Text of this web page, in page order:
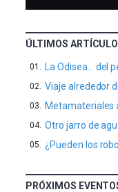
ÚLTIMOS
La Odisea… del
Viaje alrededor
Metamateriales
Otro jarro de
¿Pueden los
PRÓXIMOS